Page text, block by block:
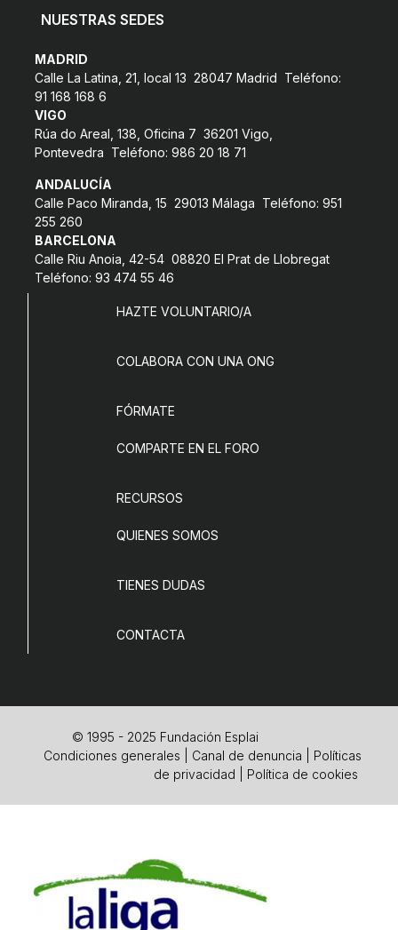
NUESTRAS SEDES
MADRID
Calle La Latina, 21, local 13 28047 Madrid Teléfono:
91 168 168 6
VIGO
Rúa do Areal, 138, Oficina 7 36201 Vigo,
Pontevedra Teléfono: 986 20 18 71
ANDALUCÍA
Calle Paco Miranda, 15 29013 Málaga Teléfono: 951
255 260
BARCELONA
Calle Riu Anoia, 42-54 08820 El Prat de Llobregat
Teléfono: 93 474 55 46
HAZTE VOLUNTARIO/A
COLABORA CON UNA ONG
FÓRMATE
COMPARTE EN EL FORO
RECURSOS
QUIENES SOMOS
TIENES DUDAS
CONTACTA
© 1995 - 2025 Fundación Esplai
Condiciones generales
Canal de denuncia
Políticas
de privacidad
Política de cookies